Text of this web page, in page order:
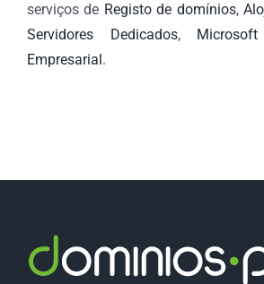
serviços de Registo de domínios,
Servidores Dedicados,
Empresarial .